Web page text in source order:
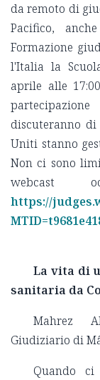
da remoto di
Pacifico,
Formazione
l'Italia la
aprile alle
discuteranno di
Uniti stanno
Non ci sono
webcast
https://
La vita di
sanitaria da
Mahrez
Giudiziario di
Quando